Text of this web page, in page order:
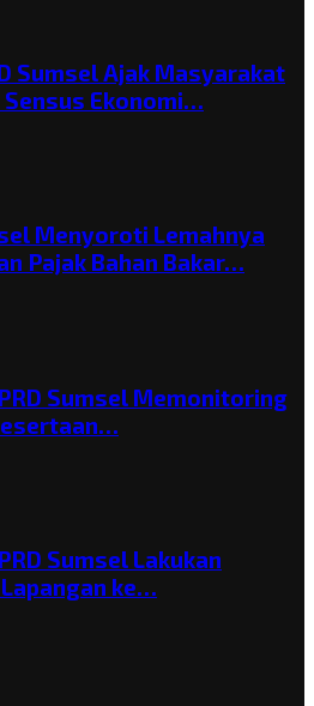
Sumsel Ajak Masyarakat
Sensus Ekonomi…
Menyoroti Lemahnya
Pajak Bahan Bakar…
Sumsel Memonitoring
Sumsel Lakukan
ke…